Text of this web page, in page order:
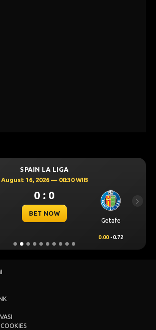
SPAIN LA LIGA
August 16, 2026 — 00:30 WIB
0 : 0
BET NOW
Getafe
0.00 -0.72
Next